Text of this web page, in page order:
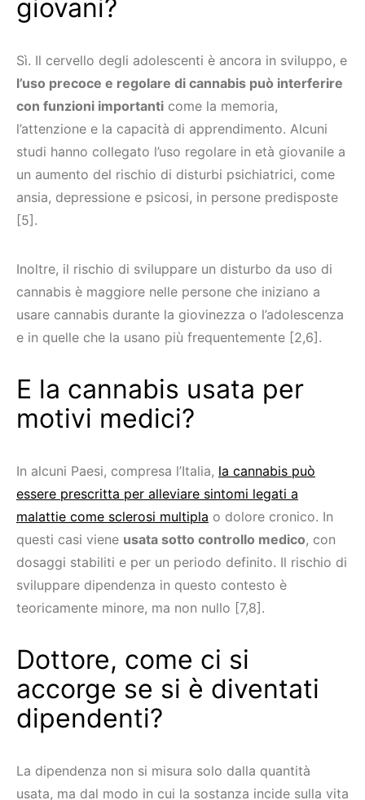
giovani?
Sì. Il cervello degli adolescenti è ancora in sviluppo, e
l’uso precoce e regolare di cannabis può interferire
con funzioni importanti come la memoria,
l’attenzione e la capacità di apprendimento. Alcuni
studi hanno collegato l’uso regolare in età giovanile a
un aumento del rischio di disturbi psichiatrici, come
ansia, depressione e psicosi, in persone predisposte
[5].
Inoltre, il rischio di sviluppare un disturbo da uso di
cannabis è maggiore nelle persone che iniziano a
usare cannabis durante la giovinezza o l’adolescenza
e in quelle che la usano più frequentemente [2,6].
E la cannabis usata per
motivi medici?
In alcuni Paesi, compresa l’Italia, la cannabis può
essere prescritta per alleviare sintomi legati a
malattie come sclerosi multipla o dolore cronico. In
questi casi viene usata sotto controllo medico, con
dosaggi stabiliti e per un periodo definito. Il rischio di
sviluppare dipendenza in questo contesto è
teoricamente minore, ma non nullo [7,8].
Dottore, come ci si
accorge se si è diventati
dipendenti?
La dipendenza non si misura solo dalla quantità
usata, ma dal modo in cui la sostanza incide sulla vita